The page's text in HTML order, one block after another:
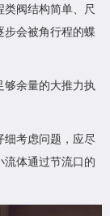
类阀结构简单、尺
步会被角行程的蝶
够余量的大推力执
细考虑问题，应尽
流体通过节流口的